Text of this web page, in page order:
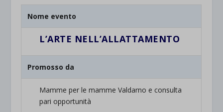
Nome evento
L’ARTE NELL’ALLATTAMENTO
Promosso da
Mamme per le mamme Valdarno e consulta
pari opportunità